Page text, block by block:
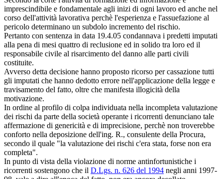
imprescindibile e fondamentale agli inizi di ogni lavoro ed anche nel
corso dell'attività lavorativa perchè l'esperienza e l'assuefazione al
pericolo determinano un subdolo incremento del rischio.
Pertanto con sentenza in data 19.4.05 condannava i predetti imputati
alla pena di mesi quattro di reclusione ed in solido tra loro ed il
responsabile civile al risarcimento del danno alle parti civili
costituite.
Avverso detta decisione hanno proposto ricorso per cassazione tutti
gli imputati che hanno dedotto errore nell'applicazione della legge e
travisamento del fatto, oltre che manifesta illogicità della
motivazione.
In ordine al profilo di colpa individuata nella incompleta valutazione
dei rischi da parte della società operante i ricorrenti denunciano tale
affermazione di genericità e di imprecisione, perchè non troverebbe
conforto nella deposizione dell'ing. R., consulente della Procura,
secondo il quale "la valutazione dei rischi c'era stata, forse non era
completa".
In punto di vista della violazione di norme antinfortunistiche i
ricorrenti sostengono che il D.Lgs. n. 626 del 1994 negli anni 1997-